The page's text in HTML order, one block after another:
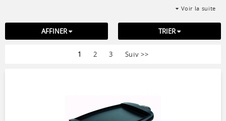
en extérieur. Pour un usage extérieur exclusivement, lebarbecue à
grilleront vos aliments selon vos goûts.
Voir la suite
AFFINER TRIER
1 2 3 Suiv >>